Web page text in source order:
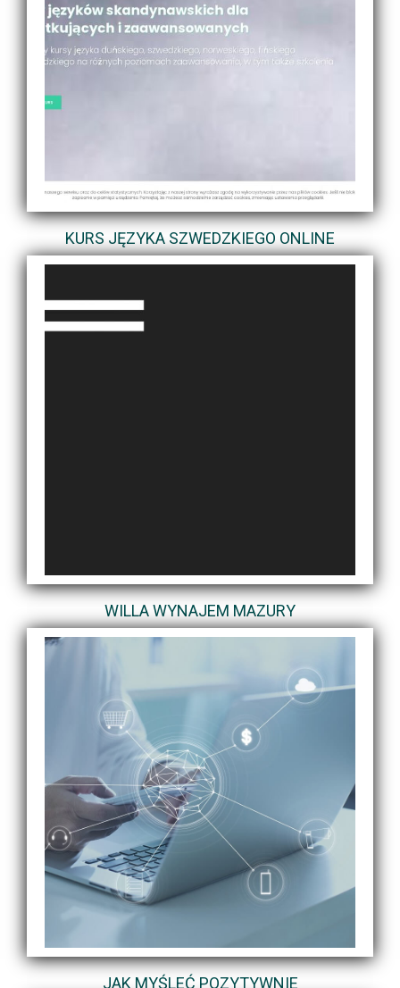
KURS JĘZYKA SZWEDZKIEGO ONLINE
WILLA WYNAJEM MAZURY
JAK MYŚLEĆ POZYTYWNIE